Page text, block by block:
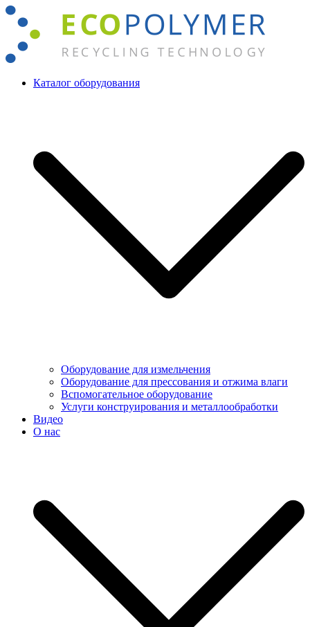
Перейти
содержимому
Каталог оборудования
Оборудование для измельчения
Оборудование для прессования и отжима влаги
Вспомогательное оборудование
Услуги конструирования и металлообработки
Видео
О нас